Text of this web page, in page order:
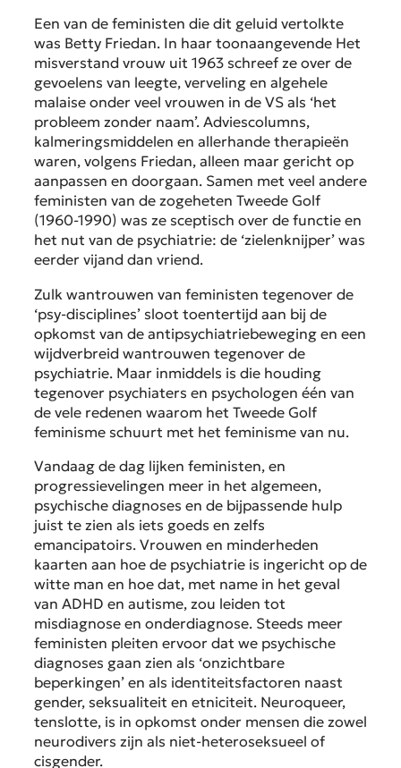
Een van de feministen die dit geluid vertolkte
was Betty Friedan. In haar toonaangevende Het
misverstand vrouw uit 1963 schreef ze over de
gevoelens van leegte, verveling en algehele
malaise onder veel vrouwen in de VS als ‘het
probleem zonder naam’. Adviescolumns,
kalmeringsmiddelen en allerhande therapieën
waren, volgens Friedan, alleen maar gericht op
aanpassen en doorgaan. Samen met veel andere
feministen van de zogeheten Tweede Golf
(1960-1990) was ze sceptisch over de functie en
het nut van de psychiatrie: de ‘zielenknijper’ was
eerder vijand dan vriend.
Zulk wantrouwen van feministen tegenover de
‘psy-disciplines’ sloot toentertijd aan bij de
opkomst van de antipsychiatriebeweging en een
wijdverbreid wantrouwen tegenover de
psychiatrie. Maar inmiddels is die houding
tegenover psychiaters en psychologen één van
de vele redenen waarom het Tweede Golf
feminisme schuurt met het feminisme van nu.
Vandaag de dag lijken feministen, en
progressievelingen meer in het algemeen,
psychische diagnoses en de bijpassende hulp
juist te zien als iets goeds en zelfs
emancipatoirs. Vrouwen en minderheden
kaarten aan hoe de psychiatrie is ingericht op de
witte man en hoe dat, met name in het geval
van ADHD en autisme, zou leiden tot
misdiagnose en onderdiagnose. Steeds meer
feministen pleiten ervoor dat we psychische
diagnoses gaan zien als ‘onzichtbare
beperkingen’ en als identiteitsfactoren naast
gender, seksualiteit en etniciteit. Neuroqueer,
tenslotte, is in opkomst onder mensen die zowel
neurodivers zijn als niet-heteroseksueel of
cisgender.